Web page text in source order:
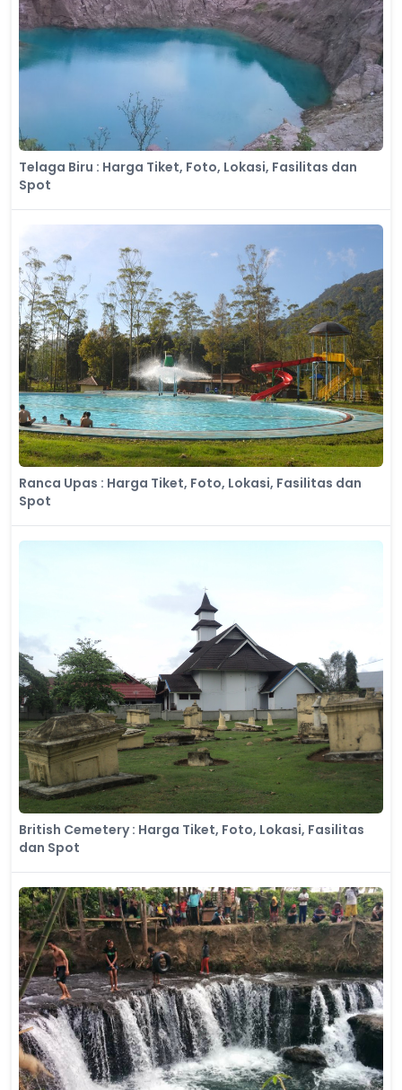
Telaga Biru : Harga Tiket, Foto, Lokasi, Fasilitas dan
Spot
Ranca Upas : Harga Tiket, Foto, Lokasi, Fasilitas dan
Spot
British Cemetery : Harga Tiket, Foto, Lokasi, Fasilitas
dan Spot